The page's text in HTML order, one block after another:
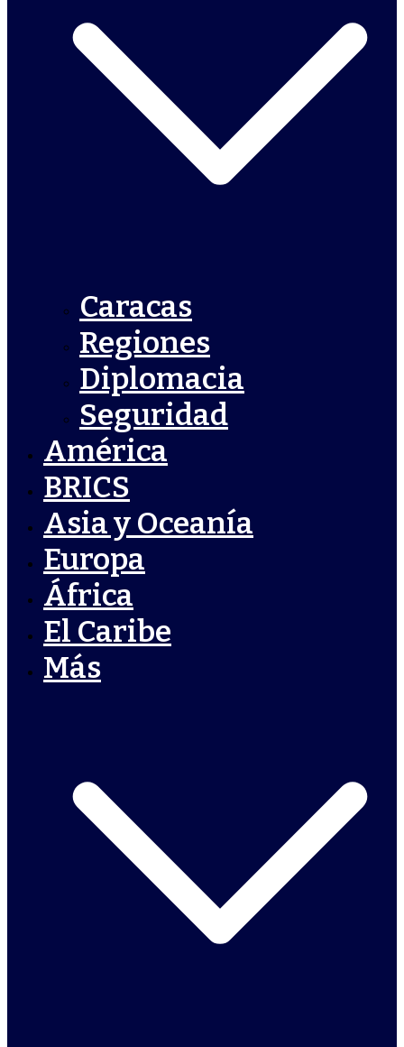
Caracas
Regiones
Diplomacia
Seguridad
América
BRICS
Asia y Oceanía
Europa
África
El Caribe
Más